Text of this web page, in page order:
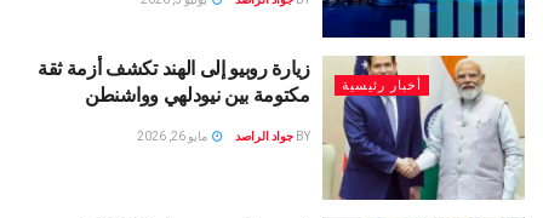
أخبار رئيسية
زيارة روبيو إلى الهند تكشف أزمة ثقة
مكتومة بين نيودلهي وواشنطن
BY جواد الراصد مايو 26, 2026